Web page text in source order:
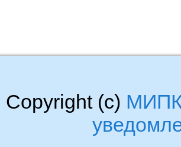
Copyright (c)